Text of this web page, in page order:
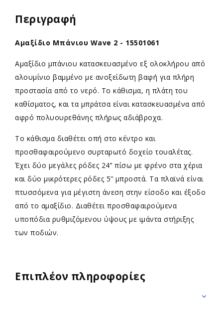
Περιγραφή
Αμαξίδιο Μπάνιου Wave 2 - 15501061
Αμαξίδιο μπάνιου κατασκευασμένο εξ ολοκλήρου από
αλουμίνιο βαμμένο με ανοξείδωτη βαφή για πλήρη
προστασία από το νερό. Το κάθισμα, η πλάτη του
καθίσματος, και τα μπράτσα είναι κατασκευασμένα από
αφρό πολυουρεθάνης πλήρως αδιάβροχα.
Το κάθισμα διαθέτει οπή στο κέντρο και
προσθαφαιρούμενο συρταρωτό δοχείο τουαλέτας.
Έχει δύο μεγάλες ρόδες 24’’ πίσω με φρένο στα χέρια
και δύο μικρότερες ρόδες 5’’ μπροστά. Τα πλαϊνά είναι
πτυσσόμενα για μέγιστη άνεση στην είσοδο και έξοδο
από το αμαξίδιο. Διαθέτει προσθαφαιρούμενα
υποπόδια ρυθμιζόμενου ύψους με ιμάντα στήριξης
των ποδιών.
Επιπλέον πληροφορίες